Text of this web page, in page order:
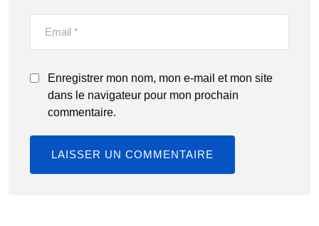
Enregistrer mon nom, mon e-mail et mon site
dans le navigateur pour mon prochain
commentaire.